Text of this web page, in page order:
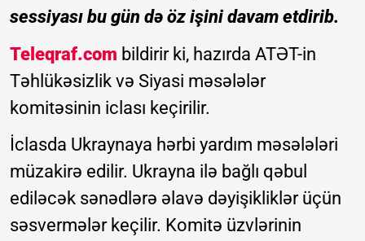
sessiyası bu gün də öz işini davam etdirib.
Teleqraf.com bildirir ki, hazırda ATƏT-in
Təhlükəsizlik və Siyasi məsələlər
komitəsinin iclası keçirilir.
İclasda Ukraynaya hərbi yardım məsələləri
müzakirə edilir. Ukrayna ilə bağlı qəbul
ediləcək sənədlərə əlavə dəyişikliklər üçün
səsvermələr keçilir. Komitə üzvlərinin